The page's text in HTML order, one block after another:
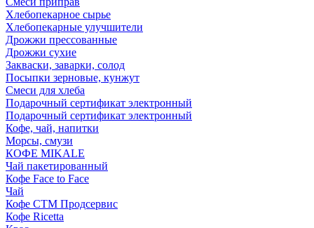
Хлебопекарное сырье
Хлебопекарные улучшители
Дрожжи прессованные
Дрожжи сухие
Закваски, заварки, солод
Посыпки зерновые, кунжут
Смеси для хлеба
Подарочный сертификат электронный
Подарочный сертификат электронный
Кофе, чай, напитки
Морсы, смузи
КОФЕ MIKALE
Чай пакетированный
Кофе Face to Face
Чай
Кофе СТМ Продсервис
Кофе Ricetta